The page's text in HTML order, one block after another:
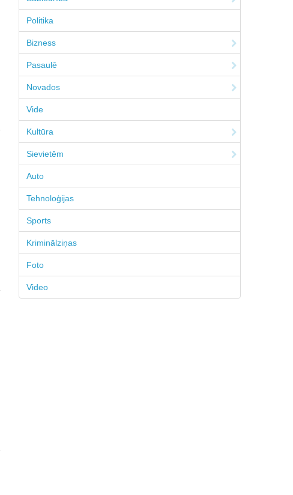
Politika
Bizness
Pasaulē
Novados
Vide
Kultūra
Sievietēm
Auto
Tehnoloģijas
Sports
Kriminālziņas
Foto
Video